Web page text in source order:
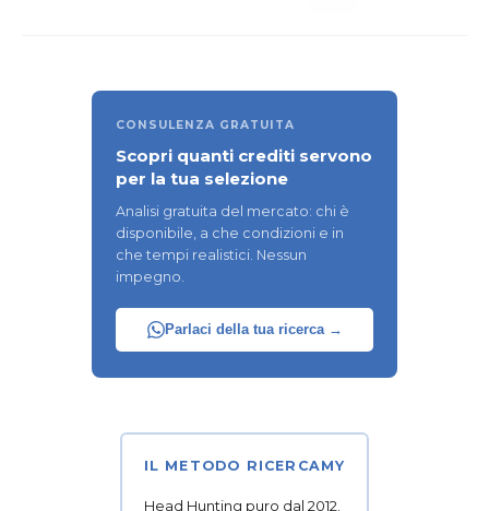
CONSULENZA GRATUITA
Scopri quanti crediti servono
per la tua selezione
Analisi gratuita del mercato: chi è
disponibile, a che condizioni e in
che tempi realistici. Nessun
impegno.
Parlaci della tua ricerca →
IL METODO RICERCAMY
Head Hunting puro dal 2012.